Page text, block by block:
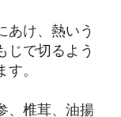
あけ、熱いう
じで切るよう
。
、椎茸、油揚